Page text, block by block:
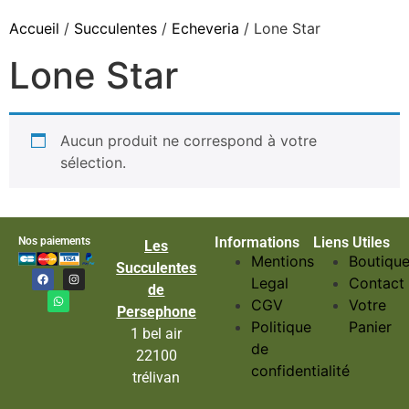
Accueil / Succulentes / Echeveria / Lone Star
Lone Star
Aucun produit ne correspond à votre
sélection.
Nos paiements
Les
Succulentes
de
Persephone
1 bel air
22100
trélivan
Informations
Mentions
Legal
CGV
Politique
de
confidentialité
Liens Utiles
Contact
Votre
Panier